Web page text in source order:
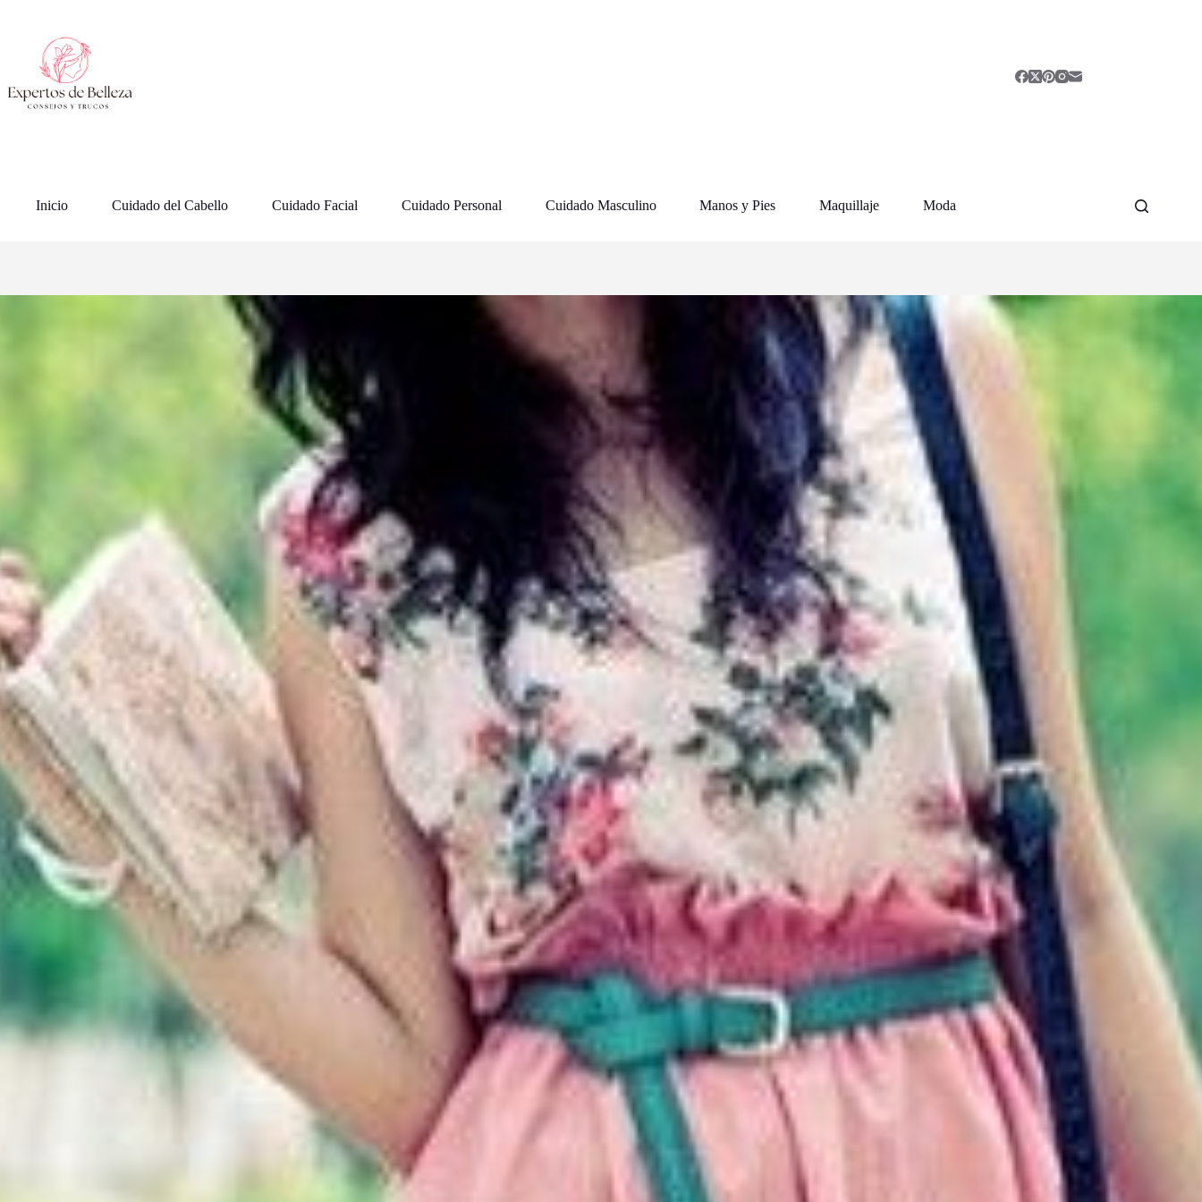
contenido
Inicio Cuidado del Cabello Cuidado Facial Cuidado Personal Cuidado Masculino Manos y Pies Maquillaje Moda